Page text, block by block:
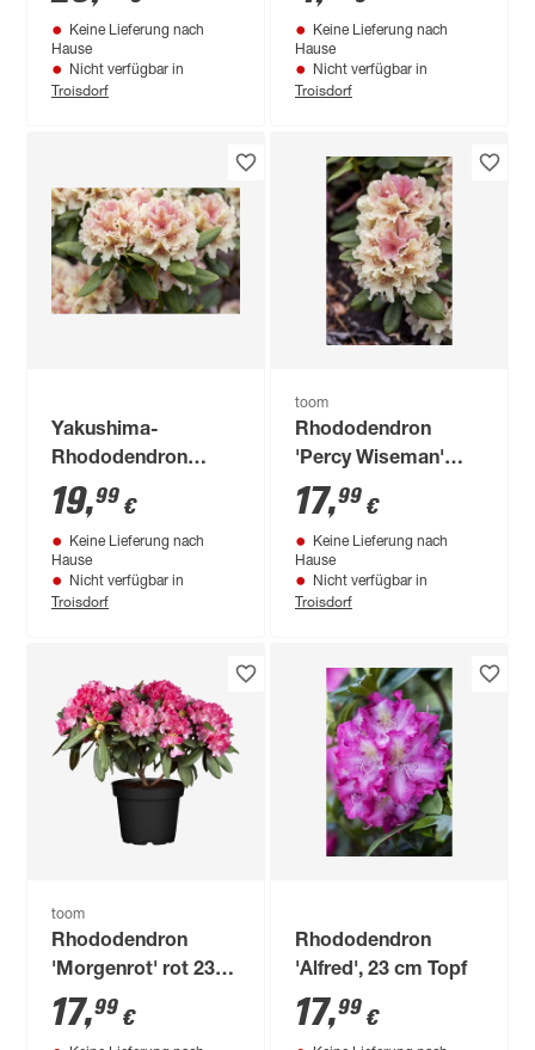
cm Topf
Keine Lieferung nach
Hause
Nicht verfügbar in
Troisdorf
Keine Lieferung nach
Hause
Nicht verfügbar in
Troisdorf
Yakushima-
Rhododendron
'Percy Wiseman', 21
cm Topf
19,99 €
Keine Lieferung nach
Hause
Nicht verfügbar in
Troisdorf
toom
Rhododendron
'Percy Wiseman'
gelb/rosa 23 cm
Topf
17,99 €
Keine Lieferung nach
Hause
Nicht verfügbar in
Troisdorf
toom
Rhododendron
'Morgenrot' rot 23
cm Topf
17,99 €
Rhododendron
'Alfred', 23 cm Topf
17,99 €